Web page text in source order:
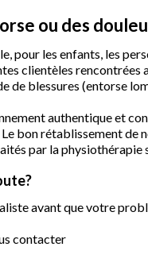
ou des
pour les enfants, les
clientèles rencontrées
de blessures (entorse
authentique et
bon rétablissement de
par la physiothérapie
avant que votre
contacter